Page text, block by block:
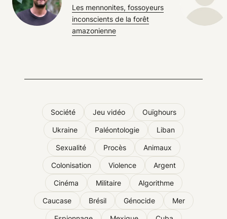
Les mennonites, fossoyeurs
inconscients de la forêt
amazonienne
Société Jeu vidéo Ouïghours
Ukraine Paléontologie Liban
Sexualité Procès Animaux
Colonisation Violence Argent
Cinéma Militaire Algorithme
Caucase Brésil Génocide Mer